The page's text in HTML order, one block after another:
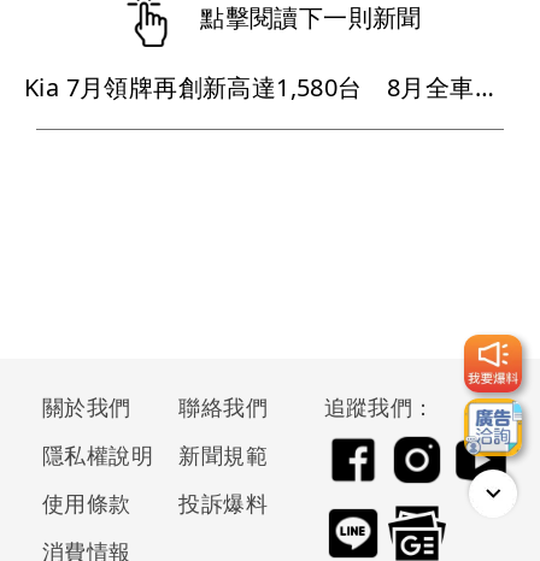
點擊閱讀下一則新聞
Kia 7月領牌再創新高達1,580台 8月全車系推限時購車優惠與專屬禮遇
關於我們
聯絡我們
隱私權說明
新聞規範
使用條款
投訴爆料
消費情報
追蹤我們：